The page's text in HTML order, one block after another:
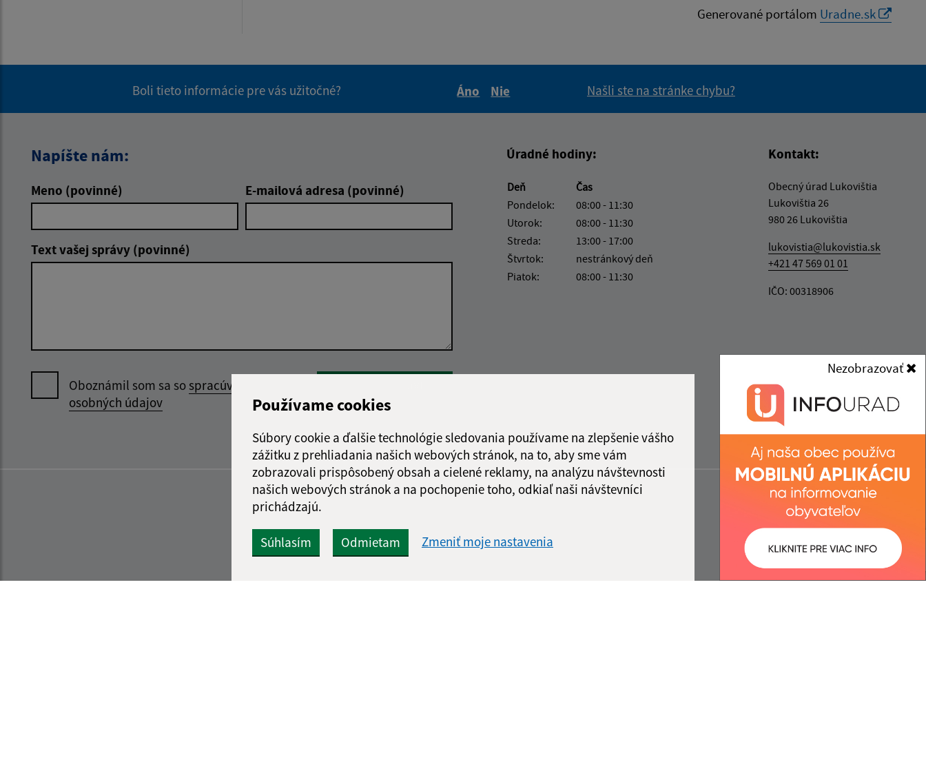
Používame cookies
Súbory cookie a ďalšie technológie sledovania používame na zlepšenie vášho
zážitku z prehliadania našich webových stránok, na to, aby sme vám
zobrazovali prispôsobený obsah a cielené reklamy, na analýzu návštevnosti
našich webových stránok a na pochopenie toho, odkiaľ naši návštevníci
prichádzajú.
Súhlasím Odmietam Zmeniť moje nastavenia
Nezobrazovať
Generované portálom Uradne.sk
Boli tieto informácie pre vás užitočné?
Áno
Nie
Našli ste na stránke chybu?
Napíšte nám:
Meno (povinné) E-mailová adresa (povinné)
Text vašej správy (povinné)
Oboznámil som sa sospracúvaním
osobných údajov
Úradné hodiny:
Deň
Čas
Pondelok:
08:00 - 11:30
Utorok:
08:00 - 11:30
Streda:
13:00 - 17:00
Štvrtok:
nestránkový deň
Piatok:
08:00 - 11:30
Kontakt:
Obecný úrad Lukovištia
Lukovištia 26
980 26 Lukovištia
lukovistia@lukovistia.sk
+421 47 569 01 01
IČO: 00318906